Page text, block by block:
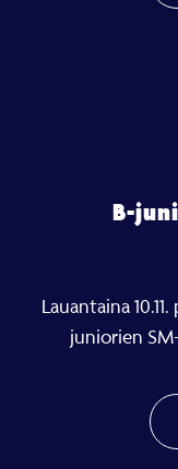
B-
Lauantaina
juniorien